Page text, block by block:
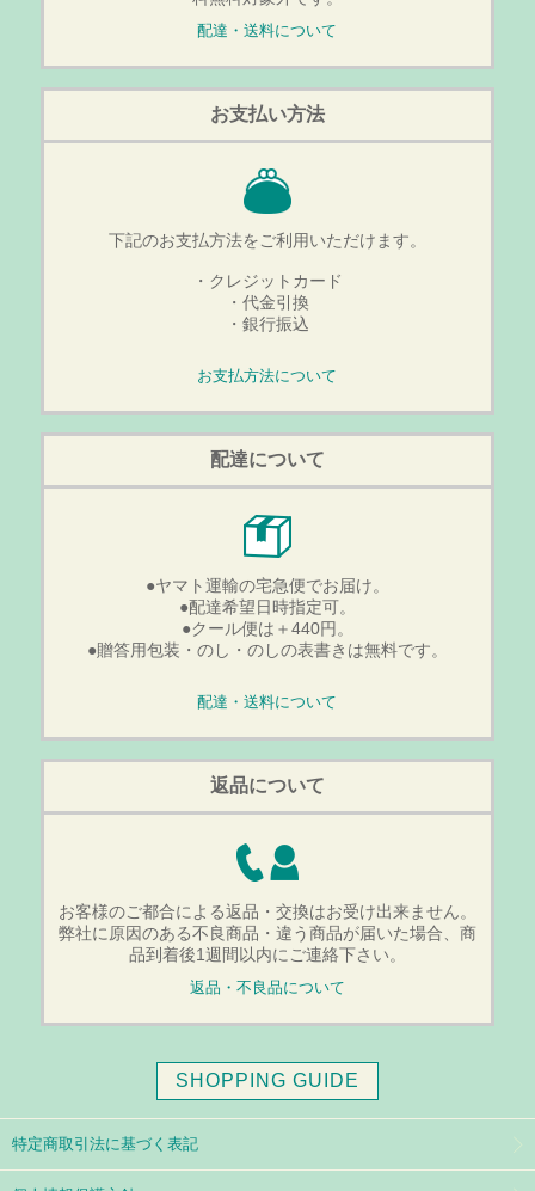
配達・送料について
お支払い方法
下記のお支払方法をご利用いただけます。
・クレジットカード
・代金引換
・銀行振込
お支払方法について
配達について
●ヤマト運輸の宅急便でお届け。
●配達希望日時指定可。
●クール便は＋440円。
●贈答用包装・のし・のしの表書きは無料です。
配達・送料について
返品について
お客様のご都合による返品・交換はお受け出来ません。
弊社に原因のある不良商品・違う商品が届いた場合、商
品到着後1週間以内にご連絡下さい。
返品・不良品について
SHOPPING GUIDE
特定商取引法に基づく表記